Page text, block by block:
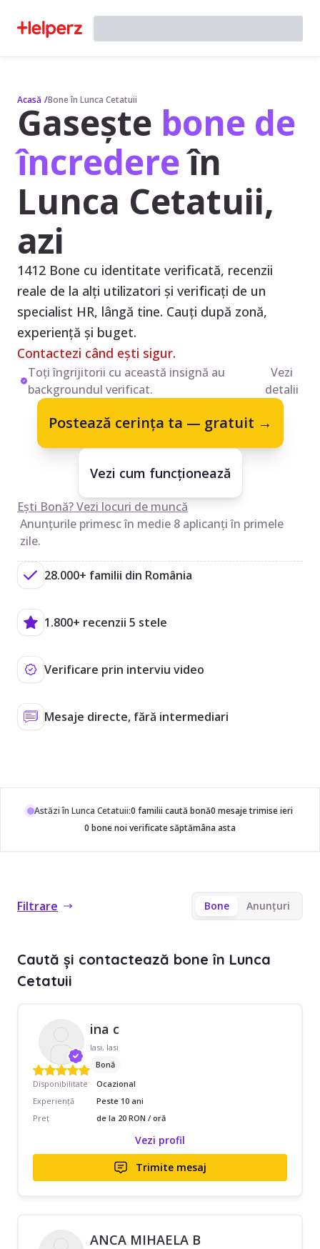
Acasă /Bone în Lunca Cetatuii
Gasește bone de
încredereîn
Lunca Cetatuii,
azi
1412 Bone cu identitate verificată, recenzii
reale de la alți utilizatori și verificați de un
specialist HR, lângă tine. Cauți după zonă,
experiență și buget.
Contactezi când ești sigur.
Toți îngrijitorii cu această insignă au
backgroundul verificat.
Vezi
detalii
Postează cerința ta — gratuit →
Vezi cum funcționează
Ești Bonă? Vezi locuri de muncă
Anunțurile primesc în medie 8 aplicanți în primele
zile.
28.000+ familii din România
1.800+ recenzii 5 stele
Verificare prin interviu video
Mesaje directe, fără intermediari
Astăzi în Lunca Cetatuii:0 familii caută bonă0 mesaje trimise ieri
0 bone noi verificate săptămâna asta
Filtrare Bone Anunțuri
Caută și contactează bone în Lunca
Cetatuii
ina c
Iasi, Iasi
Bonă
Disponibilitate
Ocazional
Experiență
Peste 10 ani
Preț
de la 20 RON / oră
Vezi profil
Trimite mesaj
ANCA MIHAELA B